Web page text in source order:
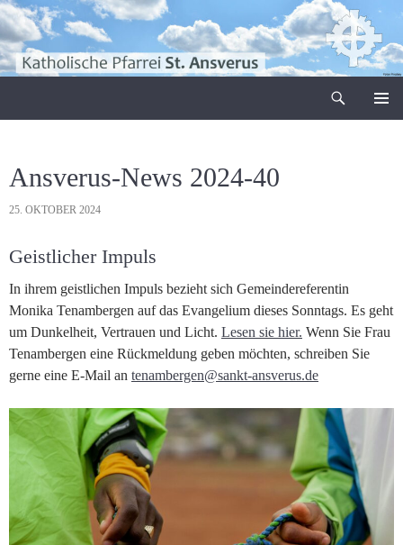
Zum
Inhalt
springen
Ansverus-News 2024-40
25. OKTOBER 2024
Geistlicher Impuls
In ihrem geistlichen Impuls bezieht sich Gemeindereferentin
Monika Tenambergen auf das Evangelium dieses Sonntags. Es geht
um Dunkelheit, Vertrauen und Licht. Lesen sie hier. Wenn Sie Frau
Tenambergen eine Rückmeldung geben möchten, schreiben Sie
gerne eine E-Mail an tenambergen@sankt-ansverus.de